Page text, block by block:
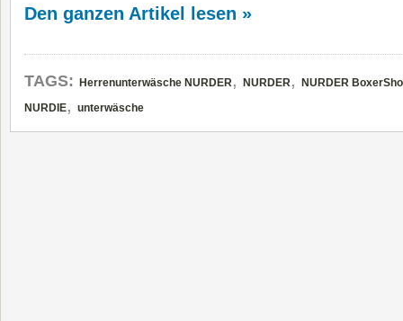
Den ganzen Artikel lesen »
TAGS: Herrenunterwäsche NURDER, NURDER,
NURDER
NURDIE, unterwäsche